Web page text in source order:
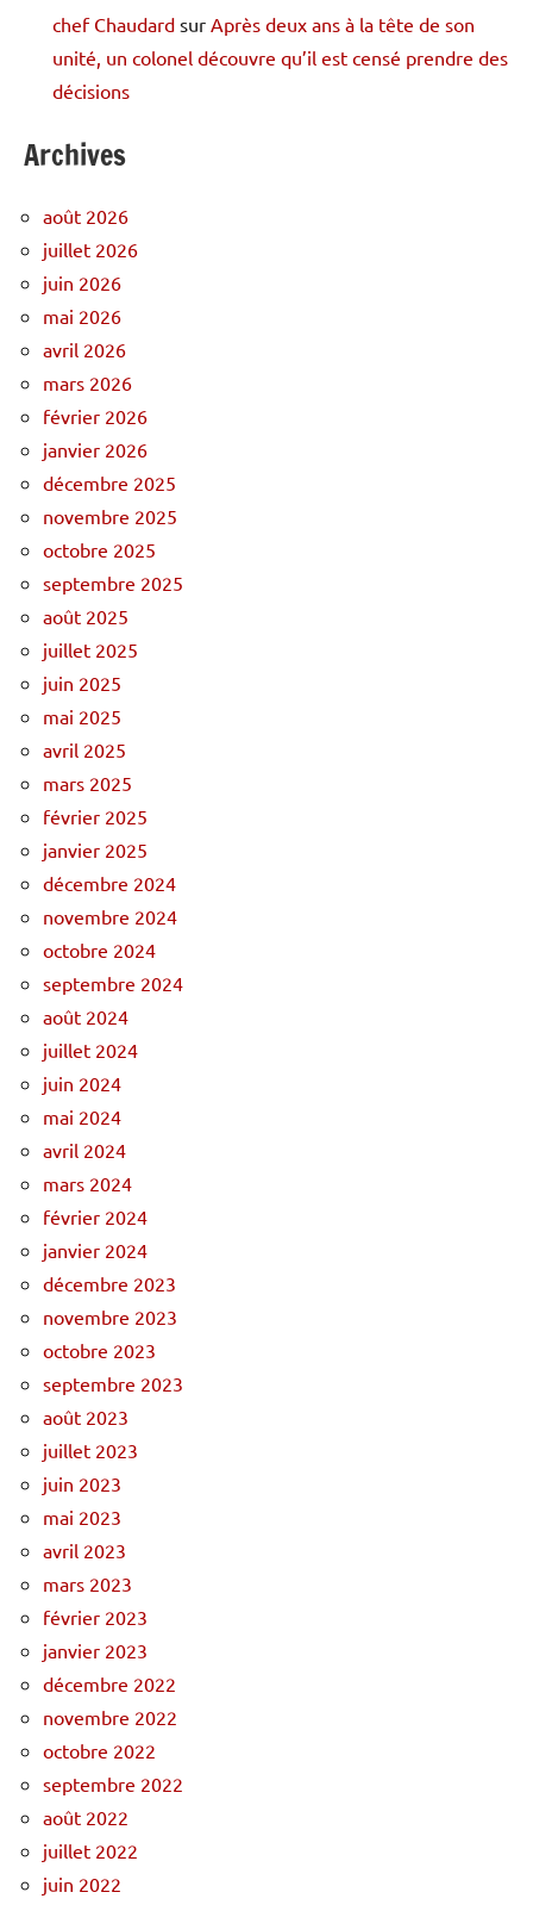
chef Chaudard sur Après deux ans à la tête de son
unité, un colonel découvre qu’il est censé prendre des
décisions
Archives
août 2026
juillet 2026
juin 2026
mai 2026
avril 2026
mars 2026
février 2026
janvier 2026
décembre 2025
novembre 2025
octobre 2025
septembre 2025
août 2025
juillet 2025
juin 2025
mai 2025
avril 2025
mars 2025
février 2025
janvier 2025
décembre 2024
novembre 2024
octobre 2024
septembre 2024
août 2024
juillet 2024
juin 2024
mai 2024
avril 2024
mars 2024
février 2024
janvier 2024
décembre 2023
novembre 2023
octobre 2023
septembre 2023
août 2023
juillet 2023
juin 2023
mai 2023
avril 2023
mars 2023
février 2023
janvier 2023
décembre 2022
novembre 2022
octobre 2022
septembre 2022
août 2022
juillet 2022
juin 2022